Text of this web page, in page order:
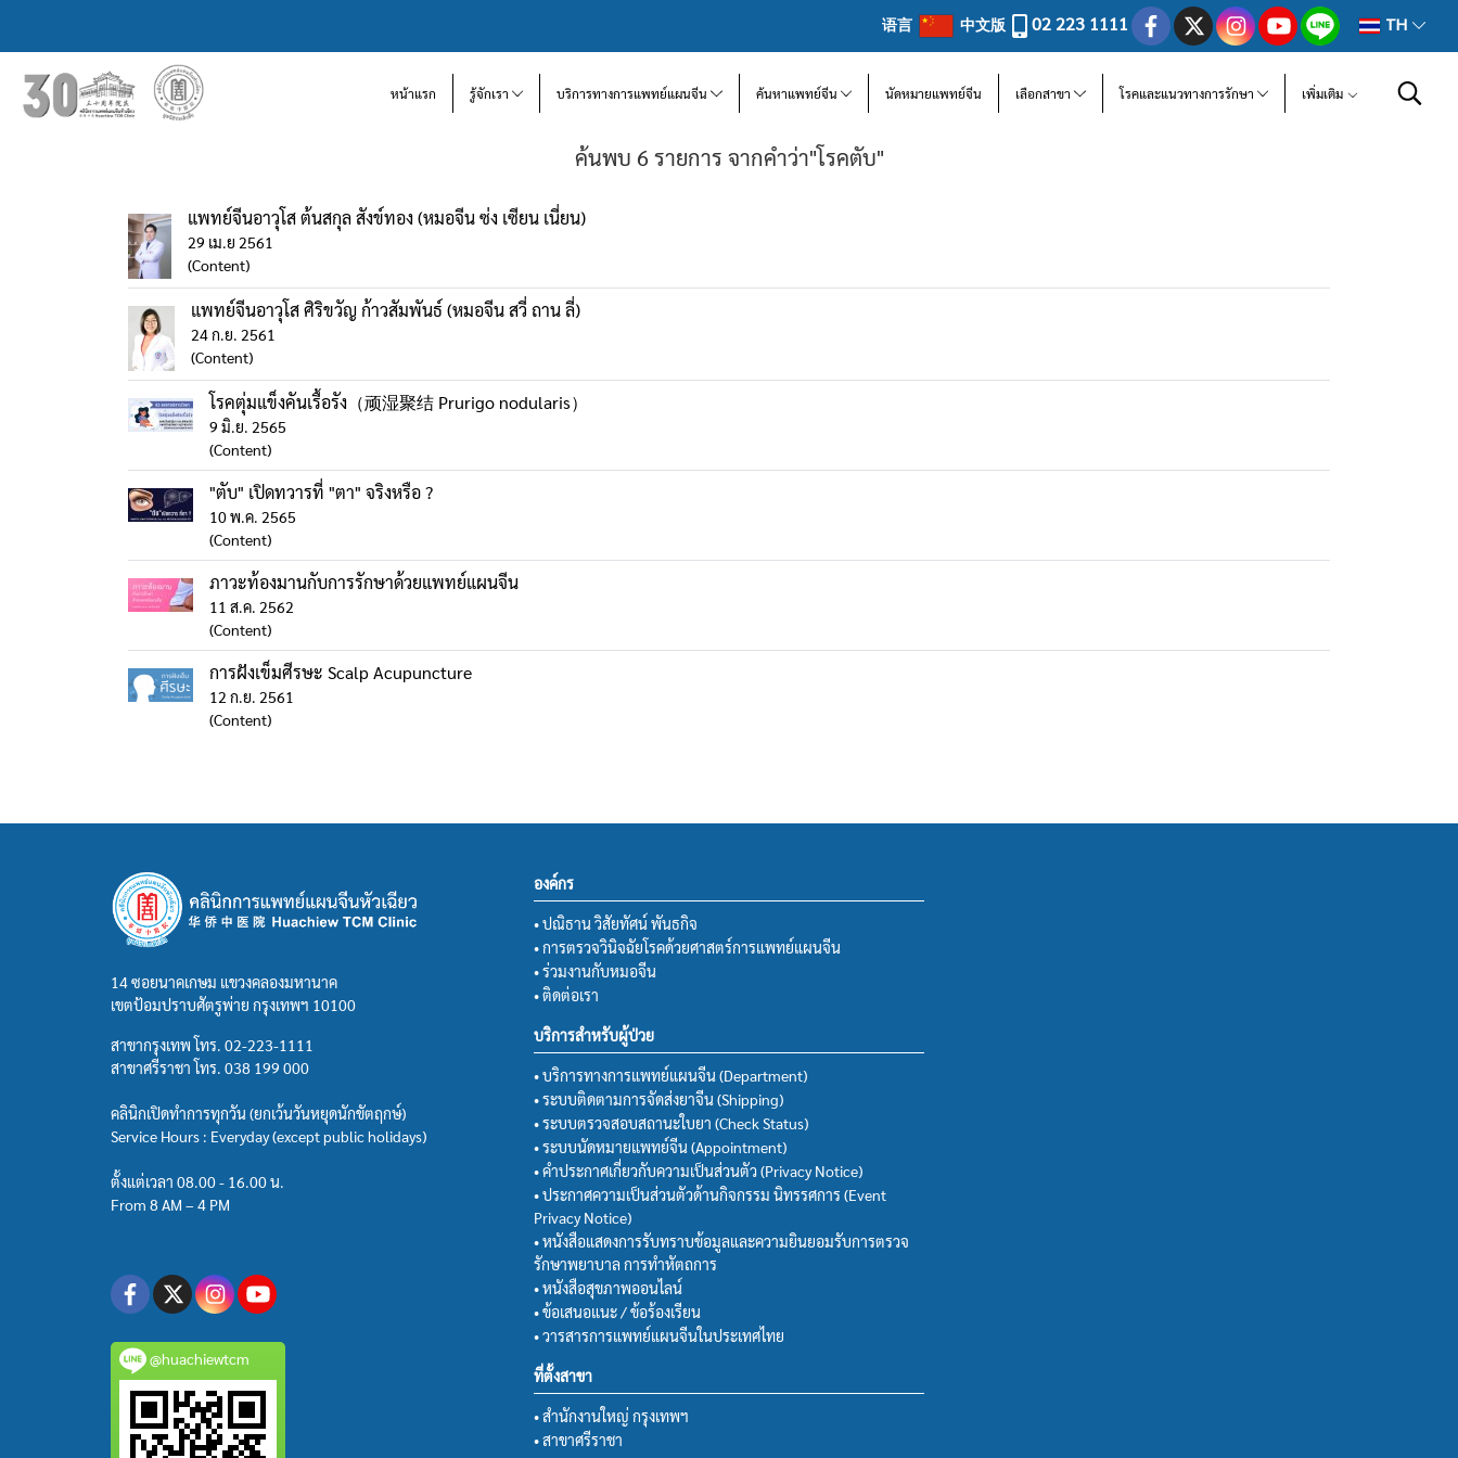
语言 中文版 02 223 1111 TH
หน้าแรก รู้จักเรา บริการทางการแพทย์แผนจีน ค้นหาแพทย์จีน นัดหมายแพทย์จีน เลือกสาขา โรคและแนวทางการรักษา เพิ่มเติม
ค้นพบ 6 รายการ จากคำว่า"โรคตับ"
แพทย์จีนอาวุโส ต้นสกุล สังข์ทอง (หมอจีน ซ่ง เซียน เนี่ยน)
29 เม.ย 2561
(Content)
แพทย์จีนอาวุโส ศิริขวัญ ก้าวสัมพันธ์ (หมอจีน สวี่ ถาน ลี่)
24 ก.ย. 2561
(Content)
โรคตุ่มแข็งคันเรื้อรัง（顽湿聚结 Prurigo nodularis）
9 มิ.ย. 2565
(Content)
"ตับ" เปิดทวารที่ "ตา" จริงหรือ ?
10 พ.ค. 2565
(Content)
ภาวะท้องมานกับการรักษาด้วยแพทย์แผนจีน
11 ส.ค. 2562
(Content)
การฝังเข็มศีรษะ Scalp Acupuncture
12 ก.ย. 2561
(Content)
14 ซอยนาคเกษม แขวงคลองมหานาค
เขตป้อมปราบศัตรูพ่าย กรุงเทพฯ 10100
สาขากรุงเทพ โทร. 02-223-1111
สาขาศรีราชา โทร. 038 199 000
คลินิกเปิดทำการทุกวัน (ยกเว้นวันหยุดนักขัตฤกษ์)
Service Hours : Everyday (except public holidays)
ตั้งแต่เวลา 08.00 - 16.00 น.
From 8 AM – 4 PM
@huachiewtcm
องค์กร
• ปณิธาน วิสัยทัศน์ พันธกิจ
• การตรวจวินิจฉัยโรคด้วยศาสตร์การแพทย์แผนจีน
• ร่วมงานกับหมอจีน
• ติดต่อเรา
บริการสำหรับผู้ป่วย
• บริการทางการแพทย์แผนจีน (Department)
• ระบบติดตามการจัดส่งยาจีน (Shipping)
• ระบบตรวจสอบสถานะใบยา (Check Status)
• ระบบนัดหมายแพทย์จีน (Appointment)
• คำประกาศเกี่ยวกับความเป็นส่วนตัว (Privacy Notice)
• ประกาศความเป็นส่วนตัวด้านกิจกรรม นิทรรศการ (Event
Privacy Notice)
• หนังสือแสดงการรับทราบข้อมูลและความยินยอมรับการตรวจ
รักษาพยาบาล การทำหัตถการ
• หนังสือสุขภาพออนไลน์
• ข้อเสนอแนะ / ข้อร้องเรียน
• วารสารการแพทย์แผนจีนในประเทศไทย
ที่ตั้งสาขา
• สำนักงานใหญ่ กรุงเทพฯ
• สาขาศรีราชา